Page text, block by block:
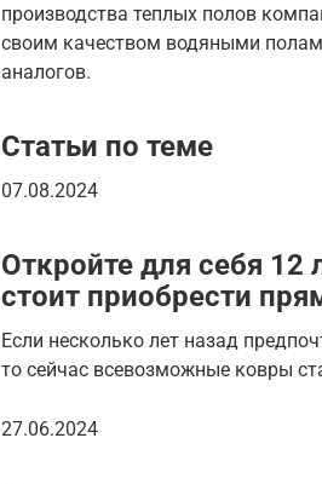
производства теплых полов
своим качеством водяными
аналогов.
Статьи по теме
07.08.2024
Откройте для себя 12
стоит приобрести
Если несколько лет назад
то сейчас всевозможные ковры
27.06.2024